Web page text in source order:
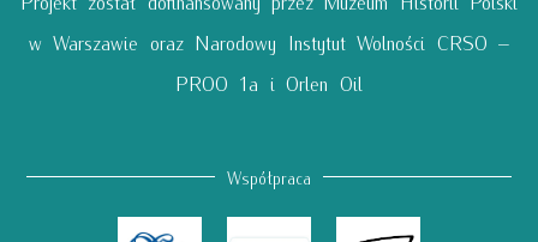
w Warszawie oraz Narodowy Instytut Wolności CRSO –
PROO 1a i Orlen Oil
Współpraca